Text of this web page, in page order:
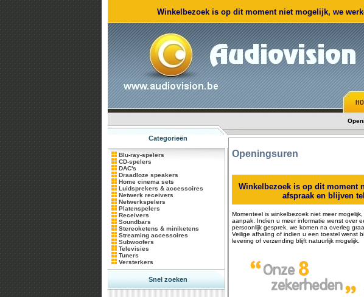
Winkelbezoek is op dit moment niet mogelijk, we
Categorieën
Blu-ray-spelers
CD-spelers
DAC's
Draadloze speakers
Home cinema sets
Luidsprekers & accessoires
Netwerk receivers
Netwerkspelers
Platenspelers
Receivers
Soundbars
Stereoketens & miniketens
Streaming accessoires
Subwoofers
Televisies
Tuners
Versterkers
Snel zoeken
Openingsuren
Winkelbezoek is op dit moment
afspraak en blijven
Momenteel is winkelbezoek niet meer
aanpak. Indien u meer informatie wenst over
persoonlijk gesprek, we komen na overleg
Veilige afhaling of indien u een toestel wenst
levering of verzending blijft natuurlijk mogelijk.